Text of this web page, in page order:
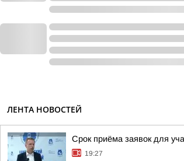
ЛЕНТА НОВОСТЕЙ
Срок приёма заявок для
19:27